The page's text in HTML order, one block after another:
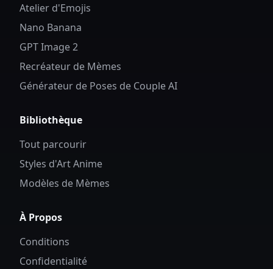
Atelier d'Emojis
Nano Banana
GPT Image 2
Recréateur de Mèmes
Générateur de Poses de Couple AI
Bibliothèque
Tout parcourir
Styles d'Art Anime
Modèles de Mèmes
À Propos
Conditions
Confidentialité